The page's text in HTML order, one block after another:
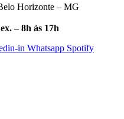
Horizonte – MG
– 8h às 17h
in Whatsapp Spotify